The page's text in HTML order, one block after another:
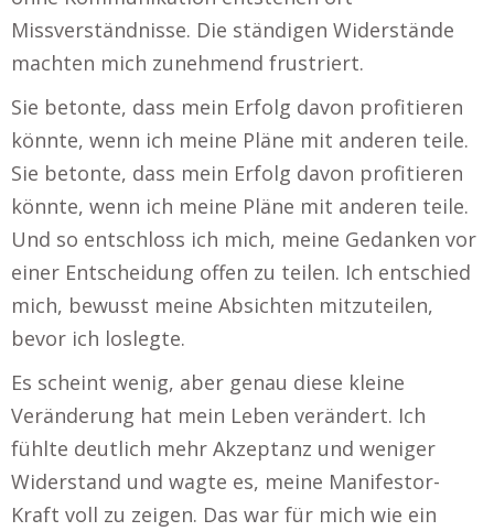
Missverständnisse. Die ständigen Widerstände
machten mich zunehmend frustriert.
Sie betonte, dass mein Erfolg davon profitieren
könnte, wenn ich meine Pläne mit anderen teile.
Sie betonte, dass mein Erfolg davon profitieren
könnte, wenn ich meine Pläne mit anderen teile.
Und so entschloss ich mich, meine Gedanken vor
einer Entscheidung offen zu teilen. Ich entschied
mich, bewusst meine Absichten mitzuteilen,
bevor ich loslegte.
Es scheint wenig, aber genau diese kleine
Veränderung hat mein Leben verändert. Ich
fühlte deutlich mehr Akzeptanz und weniger
Widerstand und wagte es, meine Manifestor-
Kraft voll zu zeigen. Das war für mich wie ein